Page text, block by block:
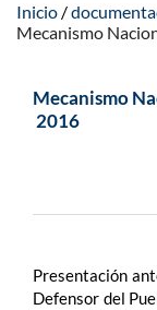
Inicio
Mecanismo
Mecanismo
2016
Presentación
Defensor del